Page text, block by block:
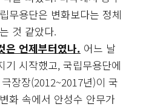
무용단은 변화보다는 정체
것 같았다.
은 언제부터였나. 어느 날
기 시작했고, 국립무용단에
장장(2012~2017년)이 국
화 속에서 안성수 안무가